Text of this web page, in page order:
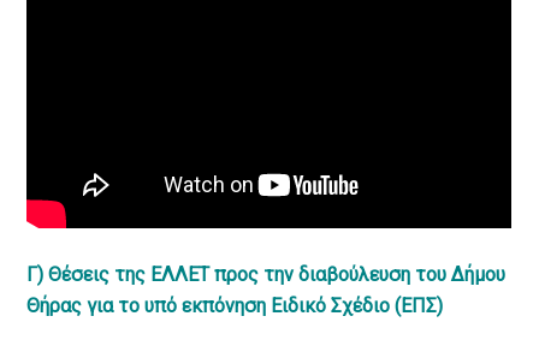
Γ) Θέσεις της ΕΛΛΕΤ προς την διαβούλευση του Δήμου
Θήρας για το υπό εκπόνηση Ειδικό Σχέδιο (ΕΠΣ)